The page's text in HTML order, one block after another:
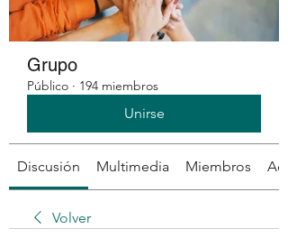
Grupo
Público · 194 miembros
Unirse
Discusión Multimedia Miembros
Volver